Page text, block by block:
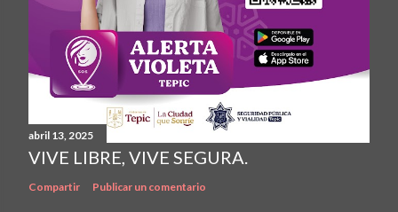
abril 13, 2025
VIVE LIBRE, VIVE SEGURA.
Compartir Publicar un comentario